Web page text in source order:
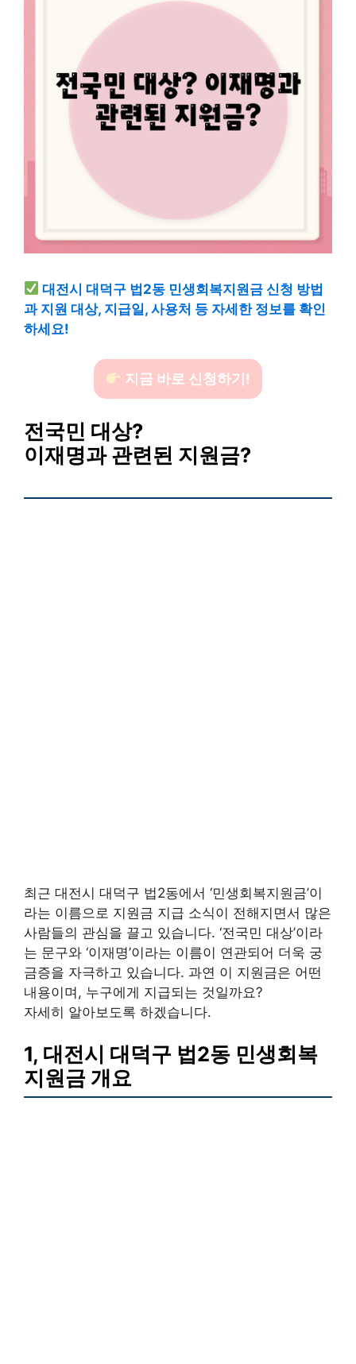
대전시 대덕구 법2동 민생회복지원금 신청 방법
과 지원 대상, 지급일, 사용처 등 자세한 정보를 확인
하세요!
지금 바로 신청하기!
전국민 대상?
이재명과 관련된 지원금?
최근 대전시 대덕구 법2동에서 ‘민생회복지원금’이
라는 이름으로 지원금 지급 소식이 전해지면서 많은
사람들의 관심을 끌고 있습니다. ‘전국민 대상’이라
는 문구와 ‘이재명’이라는 이름이 연관되어 더욱 궁
금증을 자극하고 있습니다. 과연 이 지원금은 어떤
내용이며, 누구에게 지급되는 것일까요?
자세히 알아보도록 하겠습니다.
1, 대전시 대덕구 법2동 민생회복
지원금 개요